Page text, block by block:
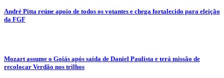
André Pitta reúne apoio de todos os votantes e chega fortalecido para eleição
da FGF
Mozart assume o Goiás após saída de Daniel Paulista e terá missão de
recolocar Verdão nos trilhos